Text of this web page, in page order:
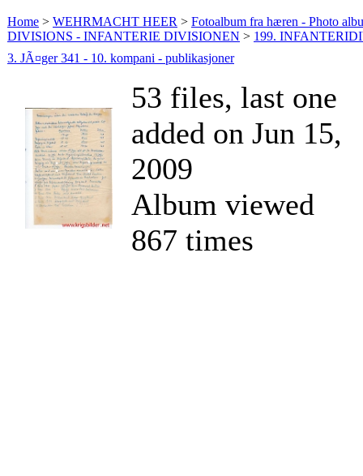
Home > WEHRMACHT HEER > Fotoalbum fra hæren - Photo
DIVISIONS - INFANTERIE DIVISIONEN > 199.
3. JÃ¤ger 341 - 10. kompani - publikasjoner
53 files, last one
added on Jun 15,
2009
Album viewed
867 times